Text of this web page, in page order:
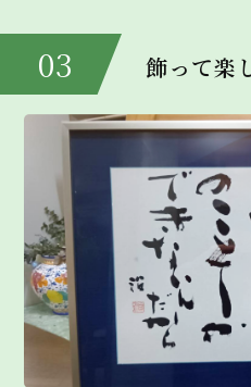
03 飾って楽
・ユーザーにご自身の登
除、ご利用状況の閲覧を
・有料サービスにおいて
請求するため
・上記の利用目的に付随
4．利用目的の変更
弊社は、利用目的が変
理的に認められる場合に
的を変更するものとしま
利用目的の変更を行っ
について、ご登録いただ
よりユーザーに通知する